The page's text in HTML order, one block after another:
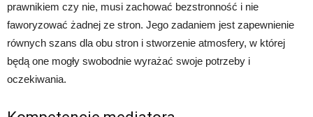
prawnikiem czy nie, musi zachować bezstronność i nie
faworyzować żadnej ze stron. Jego zadaniem jest zapewnienie
równych szans dla obu stron i stworzenie atmosfery, w której
będą one mogły swobodnie wyrażać swoje potrzeby i
oczekiwania.